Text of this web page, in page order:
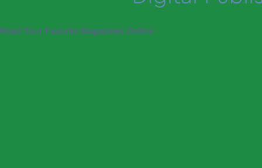
Read Your Favorite Magazines Online